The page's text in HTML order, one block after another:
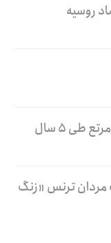
روسیه
ترنس «زنگ